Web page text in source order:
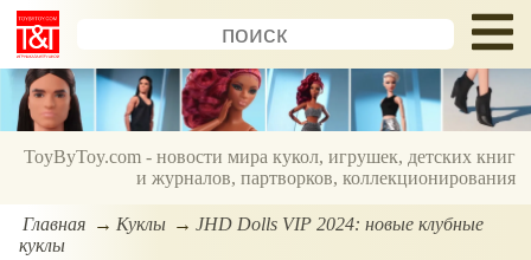
ToyByToy.com - новости мира кукол, игрушек, детских книг
и журналов, партворков, коллекционирования
Главная Куклы
JHD Dolls VIP 2024: новые клубные
куклы